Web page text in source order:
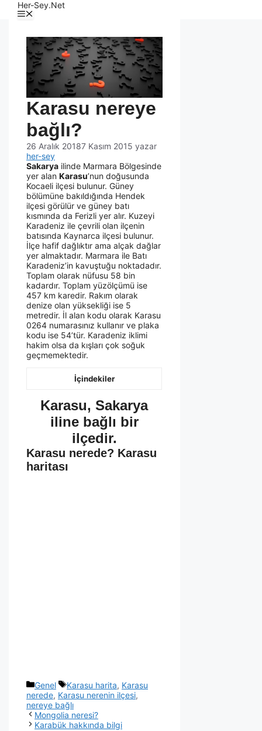
Her-Sey.Net
Karasu nereye
bağlı?
26 Aralık 20187 Kasım 2015 yazar
her-sey
Sakarya ilinde Marmara Bölgesinde
yer alan Karasu’nun doğusunda
Kocaeli ilçesi bulunur. Güney
bölümüne bakıldığında Hendek
ilçesi görülür ve güney batı
kısmında da Ferizli yer alır. Kuzeyi
Karadeniz ile çevrili olan ilçenin
batısında Kaynarca ilçesi bulunur.
İlçe hafif dağlıktır ama alçak dağlar
yer almaktadır. Marmara ile Batı
Karadeniz’in kavuştuğu noktadadır.
Toplam olarak nüfusu 58 bin
kadardır. Toplam yüzölçümü ise
457 km karedir. Rakım olarak
denize olan yüksekliği ise 5
metredir. İl alan kodu olarak Karasu
0264 numarasınız kullanır ve plaka
kodu ise 54’tür. Karadeniz iklimi
hakim olsa da kışları çok soğuk
geçmemektedir.
İçindekiler
Karasu, Sakarya
iline bağlı bir
ilçedir.
Karasu nerede? Karasu
haritası
Genel Karasu harita, Karasu
nerede, Karasu nerenin ilçesi,
nereye bağlı
Mongolia neresi?
Karabük hakkında bilgi